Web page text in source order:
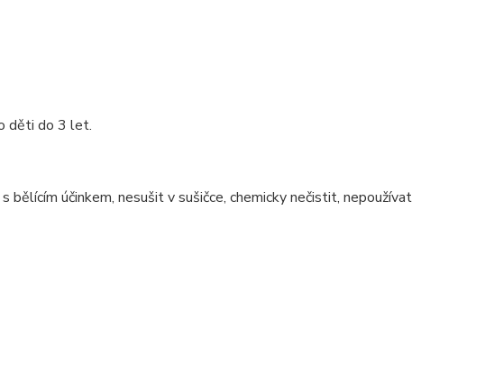
děti do 3 let.
bělícím účinkem, nesušit v sušičce, chemicky nečistit, nepoužívat